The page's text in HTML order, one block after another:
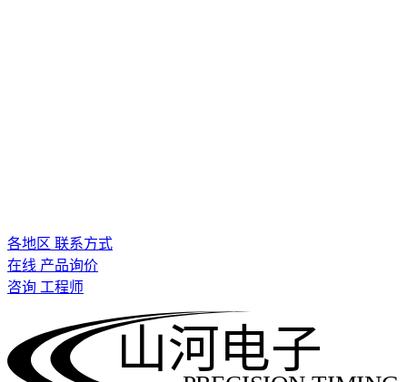
各地区 联系方式
在线 产品询价
咨询 工程师
山河电子